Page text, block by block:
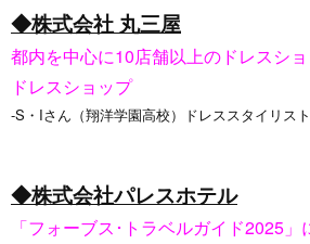
◆株式会社 丸三屋
都内を中心に10店舗以上のドレスシ
ドレスショップ
-S・Iさん（翔洋学園高校）ドレススタイリスト
◆株式会社パレスホテル
「フォーブス･トラベルガイド2025